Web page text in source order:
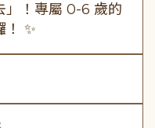
」！專屬 0-6 歲的
！ ✨